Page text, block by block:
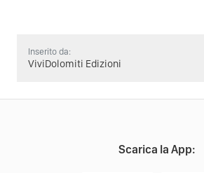
Inserito da:
ViviDolomiti Edizioni
Scarica la App: